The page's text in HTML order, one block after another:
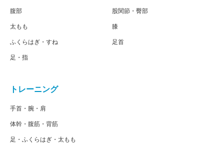
腹部
太もも
ふくらはぎ・すね
足・指
股関節・臀部
膝
足首
トレーニング
手首・腕・肩
体幹・腹筋・背筋
足・ふくらはぎ・太もも